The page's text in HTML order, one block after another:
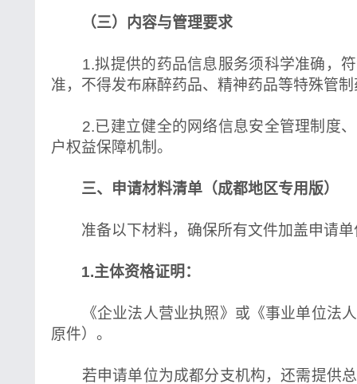
（三）内容与管理要求
1.拟提供的药品信息服务须科学准确，符
准，不得发布麻醉药品、精神药品等特殊管
2.已建立健全的网络信息安全管理制度、
户权益保障机制。
三、申请材料清单（成都地区专用版）
准备以下材料，确保所有文件加盖申请单
1.主体资格证明：
《企业法人营业执照》或《事业单位法人
原件）。
若申请单位为成都分支机构，还需提供总